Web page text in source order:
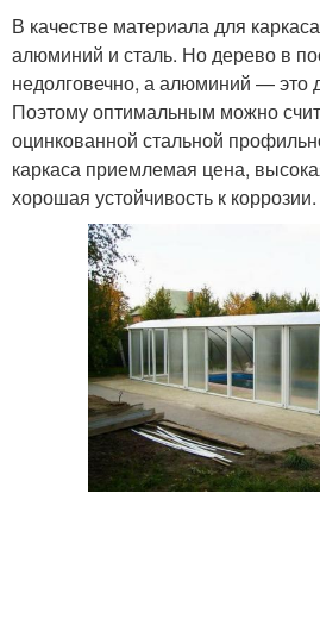
В качестве материала для
алюминий и сталь. Но дерево в
недолговечно, а алюминий — это
Поэтому оптимальным можно
оцинкованной стальной
каркаса приемлемая цена,
хорошая устойчивость к коррозии.